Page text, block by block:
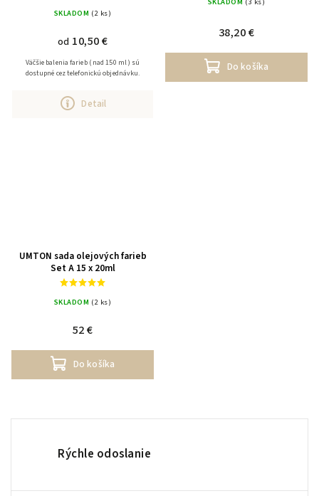
SKLADOM (2 ks)
od 10,50 €
Detail
Väčšie balenia farieb ( nad 150 ml ) sú
dostupné cez telefonickú objednávku.
38,20 €
Do košíka
UMTON sada olejových farieb
Set A 15 x 20ml
SKLADOM (2 ks)
52 €
Do košíka
Rýchle odoslanie